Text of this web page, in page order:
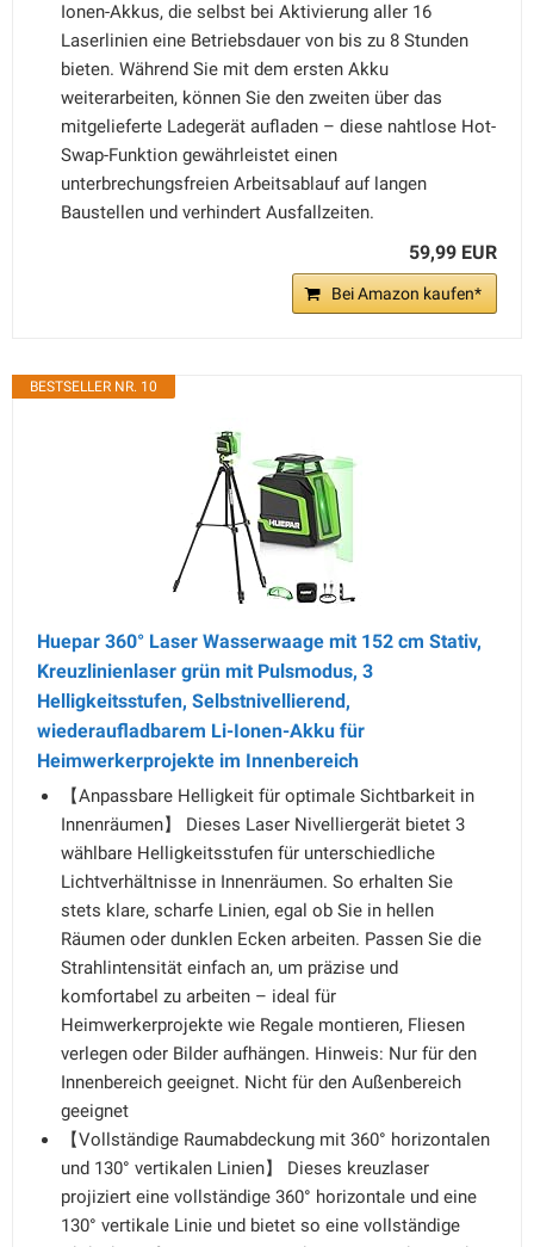
Ionen-Akkus, die selbst bei Aktivierung aller 16
Laserlinien eine Betriebsdauer von bis zu 8 Stunden
bieten. Während Sie mit dem ersten Akku
weiterarbeiten, können Sie den zweiten über das
mitgelieferte Ladegerät aufladen – diese nahtlose Hot-
Swap-Funktion gewährleistet einen
unterbrechungsfreien Arbeitsablauf auf langen
Baustellen und verhindert Ausfallzeiten.
59,99 EUR
Bei Amazon kaufen*
BESTSELLER NR. 10
Huepar 360° Laser Wasserwaage mit 152 cm Stativ,
Kreuzlinienlaser grün mit Pulsmodus, 3
Helligkeitsstufen, Selbstnivellierend,
wiederaufladbarem Li-Ionen-Akku für
Heimwerkerprojekte im Innenbereich
【Anpassbare Helligkeit für optimale Sichtbarkeit in
Innenräumen】 Dieses Laser Nivelliergerät bietet 3
wählbare Helligkeitsstufen für unterschiedliche
Lichtverhältnisse in Innenräumen. So erhalten Sie
stets klare, scharfe Linien, egal ob Sie in hellen
Räumen oder dunklen Ecken arbeiten. Passen Sie die
Strahlintensität einfach an, um präzise und
komfortabel zu arbeiten – ideal für
Heimwerkerprojekte wie Regale montieren, Fliesen
verlegen oder Bilder aufhängen. Hinweis: Nur für den
Innenbereich geeignet. Nicht für den Außenbereich
geeignet
【Vollständige Raumabdeckung mit 360° horizontalen
und 130° vertikalen Linien】 Dieses kreuzlaser
projiziert eine vollständige 360° horizontale und eine
130° vertikale Linie und bietet so eine vollständige